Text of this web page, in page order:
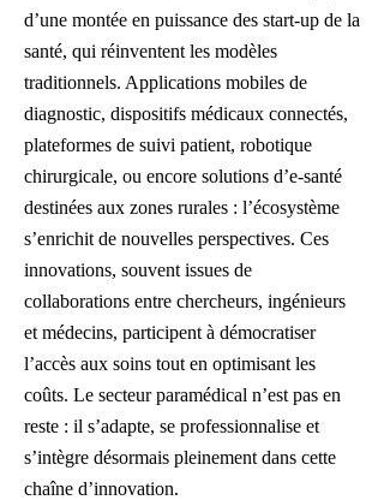
d’une montée en puissance des start-up de la
santé, qui réinventent les modèles
traditionnels. Applications mobiles de
diagnostic, dispositifs médicaux connectés,
plateformes de suivi patient, robotique
chirurgicale, ou encore solutions d’e-santé
destinées aux zones rurales : l’écosystème
s’enrichit de nouvelles perspectives. Ces
innovations, souvent issues de
collaborations entre chercheurs, ingénieurs
et médecins, participent à démocratiser
l’accès aux soins tout en optimisant les
coûts. Le secteur paramédical n’est pas en
reste : il s’adapte, se professionnalise et
s’intègre désormais pleinement dans cette
chaîne d’innovation.